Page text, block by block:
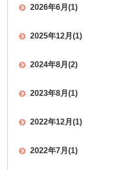
2026年6月 (1)
2025年12月 (1)
2024年8月 (2)
2023年8月 (1)
2022年12月 (1)
2022年7月 (1)